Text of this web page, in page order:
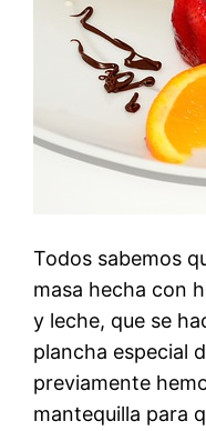
Todos sabemos
masa hecha con
y leche, que se
plancha especial
previamente
mantequilla para